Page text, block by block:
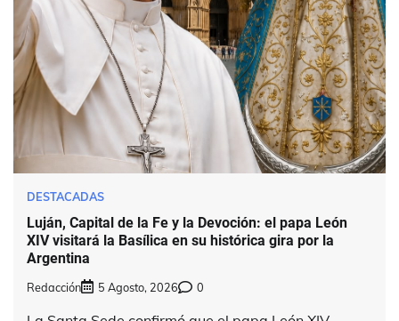
DESTACADAS
Luján, Capital de la Fe y la Devoción: el papa León
XIV visitará la Basílica en su histórica gira por la
Argentina
Redacción 5 Agosto, 2026 0